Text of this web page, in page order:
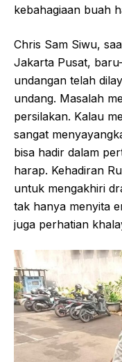
kebahagiaan buah
Chris Sam Siwu,
Jakarta Pusat,
undangan telah
undang. Masalah
persilakan. Kalau
sangat
bisa hadir dalam
harap. Kehadiran
untuk mengakhiri
tak hanya menyita
juga perhatian